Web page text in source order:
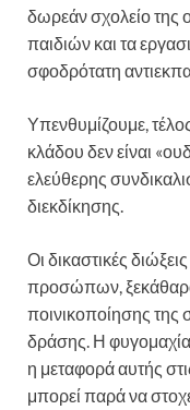
δωρεάν σχολείο
παιδιών και τα
σφοδρότατη
Υπενθυμίζουμε,
κλάδου δεν είναι
ελεύθερης
διεκδίκησης.
Οι δικαστικές
προσώπων,
ποινικοποίησης της
δράσης. Η
η μεταφορά αυτής
μπορεί παρά να